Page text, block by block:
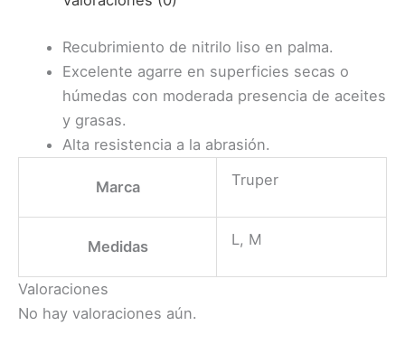
Recubrimiento de nitrilo liso en palma.
Excelente agarre en superficies secas o
húmedas con moderada presencia de aceites
y grasas.
Alta resistencia a la abrasión.
Marca Truper
Medidas L, M
Valoraciones
No hay valoraciones aún.